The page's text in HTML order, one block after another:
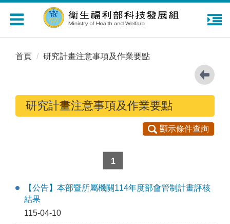
Toggle
navigation
首頁 研究計畫注意事項及作業要點
研究計畫注意事項及作業要點
顯示條件查詢
1
【公告】本部暨所屬機關114年度部會管制計畫評核
結果
115-04-10